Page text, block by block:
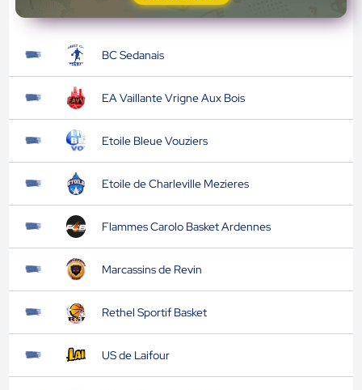
BC Sedanais
EA Vaillante Vrigne Aux Bois
Etoile Bleue Vouziers
Etoile de Charleville Mezieres
Flammes Carolo Basket Ardennes
Marcassins de Revin
Rethel Sportif Basket
US de Laifour